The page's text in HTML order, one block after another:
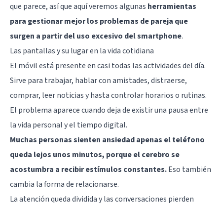
que parece, así que aquí veremos algunas herramientas
para gestionar mejor los problemas de pareja que
surgen a partir del uso excesivo del smartphone.
Las pantallas y su lugar en la vida cotidiana
El móvil está presente en casi todas las actividades del día.
Sirve para trabajar, hablar con amistades, distraerse,
comprar, leer noticias y hasta controlar horarios o rutinas.
El problema aparece cuando deja de existir una pausa entre
la vida personal y el tiempo digital.
Muchas personas sienten ansiedad apenas el teléfono
queda lejos unos minutos, porque el cerebro se
acostumbra a recibir estímulos constantes.Eso también
cambia la forma de relacionarse.
La atención queda dividida y las conversaciones pierden